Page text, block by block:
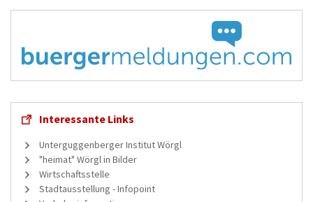
Interessante Links
Unterguggenberger Institut Wörgl
"heimat" Wörgl in Bilder
Wirtschaftsstelle
Stadtausstellung - Infopoint